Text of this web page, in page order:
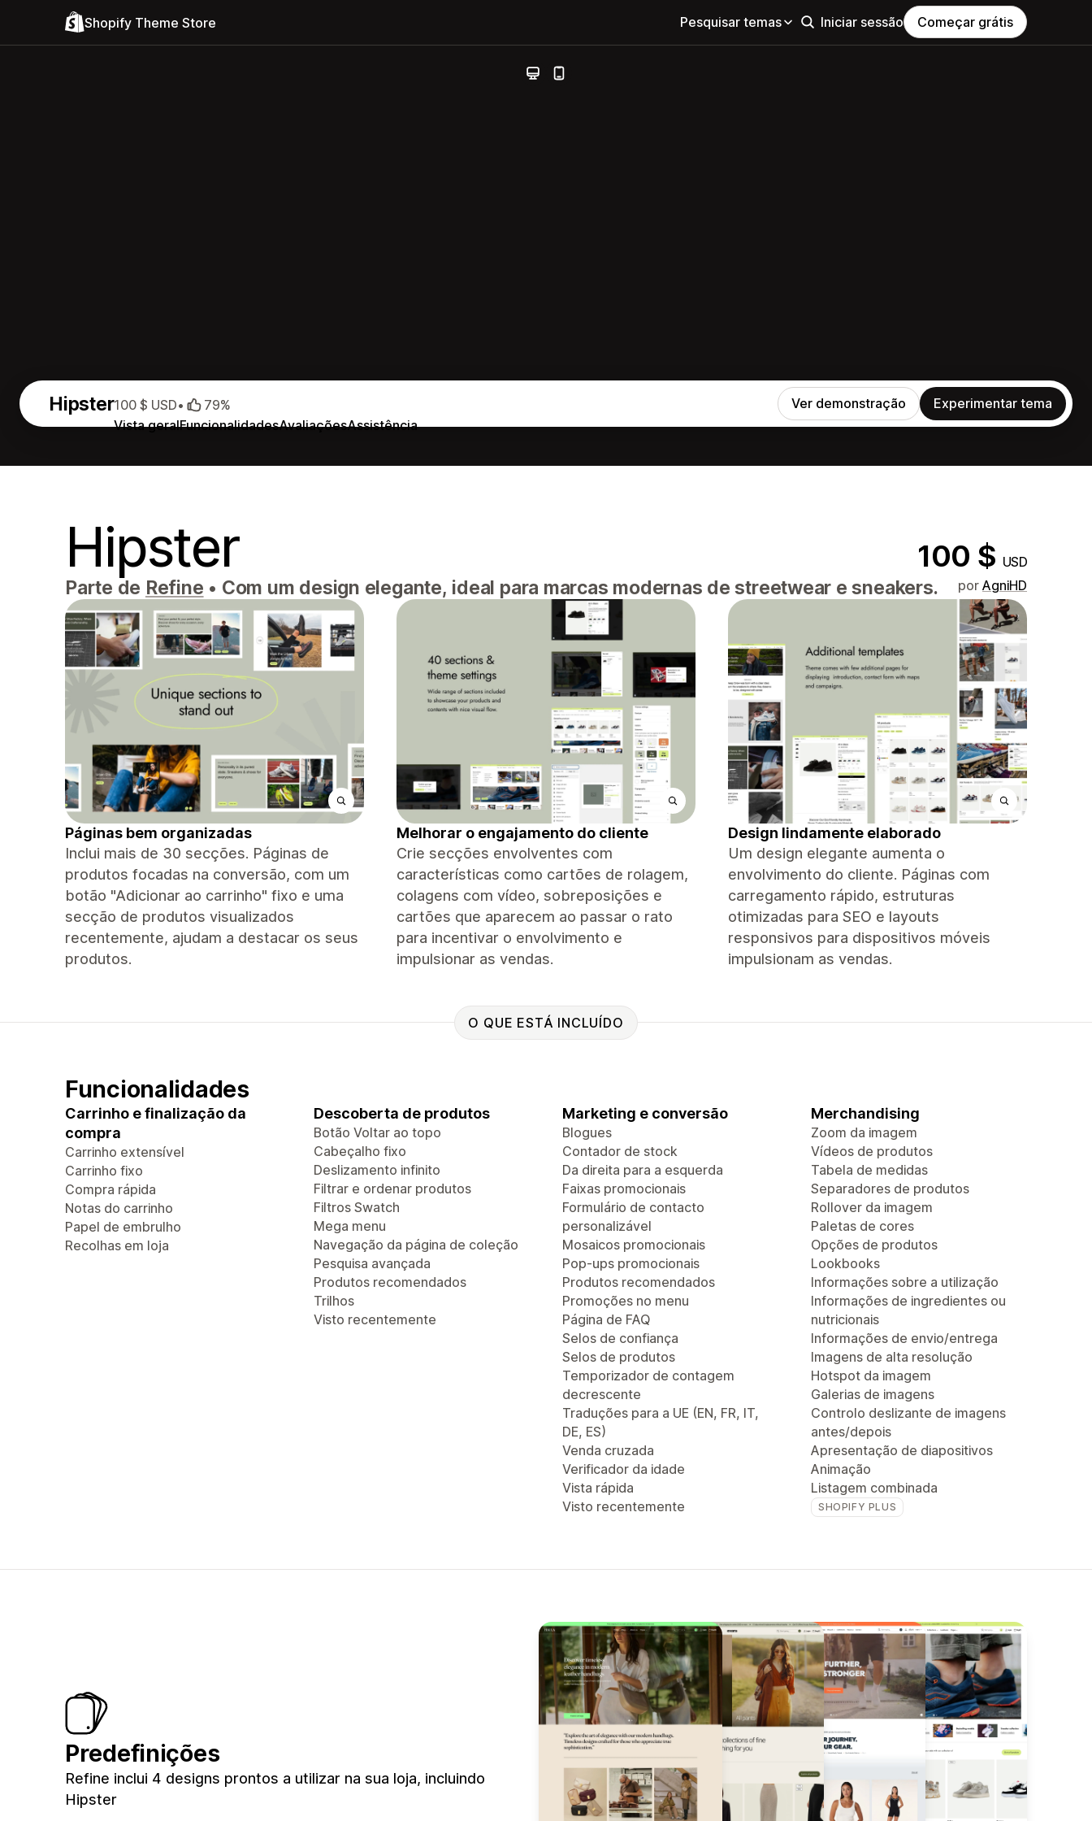
Shopify Theme Store Pesquisar temas Iniciar sessão Começar grátis
Hipster
Vista geralFuncionalidadesAvaliaçõesAssistência
100 $ USD• 79% Ver demonstração Experimentar tema
Hipster 100 $ USD
Parte de Refine • Com um design elegante, ideal para marcas modernas de streetwear e sneakers. por AgniHD
Páginas bem organizadas
Inclui mais de 30 secções. Páginas de
produtos focadas na conversão, com um
botão "Adicionar ao carrinho" fixo e uma
secção de produtos visualizados
recentemente, ajudam a destacar os seus
produtos.
Melhorar o engajamento do cliente
Crie secções envolventes com
características como cartões de rolagem,
colagens com vídeo, sobreposições e
cartões que aparecem ao passar o rato
para incentivar o envolvimento e
impulsionar as vendas.
Design lindamente elaborado
Um design elegante aumenta o
envolvimento do cliente. Páginas com
carregamento rápido, estruturas
otimizadas para SEO e layouts
responsivos para dispositivos móveis
impulsionam as vendas.
O QUE ESTÁ INCLUÍDO
Funcionalidades
Carrinho e finalização da
compra
Carrinho extensível
Carrinho fixo
Compra rápida
Notas do carrinho
Papel de embrulho
Recolhas em loja
Descoberta de produtos
Botão Voltar ao topo
Cabeçalho fixo
Deslizamento infinito
Filtrar e ordenar produtos
Filtros Swatch
Mega menu
Navegação da página de coleção
Pesquisa avançada
Produtos recomendados
Trilhos
Visto recentemente
Marketing e conversão
Blogues
Contador de stock
Da direita para a esquerda
Faixas promocionais
Formulário de contacto
personalizável
Mosaicos promocionais
Pop-ups promocionais
Produtos recomendados
Promoções no menu
Página de FAQ
Selos de confiança
Selos de produtos
Temporizador de contagem
decrescente
Traduções para a UE (EN, FR, IT,
DE, ES)
Venda cruzada
Verificador da idade
Vista rápida
Visto recentemente
Merchandising
Zoom da imagem
Vídeos de produtos
Tabela de medidas
Separadores de produtos
Rollover da imagem
Paletas de cores
Opções de produtos
Lookbooks
Informações sobre a utilização
Informações de ingredientes ou
nutricionais
Informações de envio/entrega
Imagens de alta resolução
Hotspot da imagem
Galerias de imagens
Controlo deslizante de imagens
antes/depois
Apresentação de diapositivos
Animação
Listagem combinada
SHOPIFY PLUS
Predefinições
Refine inclui 4 designs prontos a utilizar na sua loja, incluindo
Hipster